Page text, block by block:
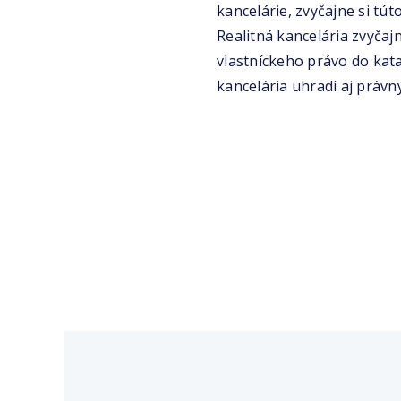
kancelárie, zvyčajne si
Realitná kancelária
vlastníckeho právo do
kancelária uhradí aj